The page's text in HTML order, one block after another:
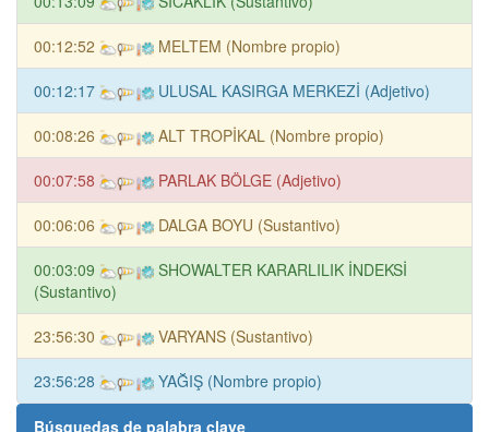
00:12:52 MELTEM (Nombre propio)
00:12:17 ULUSAL KASIRGA MERKEZİ (Adjetivo)
00:08:26 ALT TROPİKAL (Nombre propio)
00:07:58 PARLAK BÖLGE (Adjetivo)
00:06:06 DALGA BOYU (Sustantivo)
00:03:09
SHOWALTER KARARLILIK İNDEKSİ
(Sustantivo)
23:56:30 VARYANS (Sustantivo)
23:56:28 YAĞIŞ (Nombre propio)
Búsquedas de palabra clave